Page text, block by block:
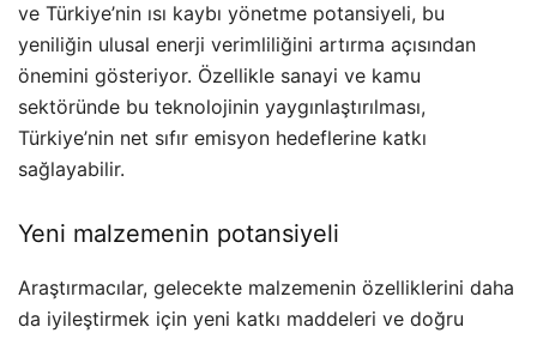
ve Türkiye’nin ısı kaybı yönetme potansiyeli, bu
yeniliğin ulusal enerji verimliliğini artırma açısından
önemini gösteriyor. Özellikle sanayi ve kamu
sektöründe bu teknolojinin yaygınlaştırılması,
Türkiye’nin net sıfır emisyon hedeflerine katkı
sağlayabilir.
Yeni malzemenin potansiyeli
Araştırmacılar, gelecekte malzemenin özelliklerini daha
da iyileştirmek için yeni katkı maddeleri ve doğru